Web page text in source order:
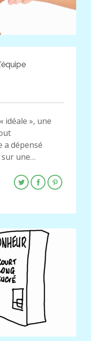
idéale », une
a dépensé
une…